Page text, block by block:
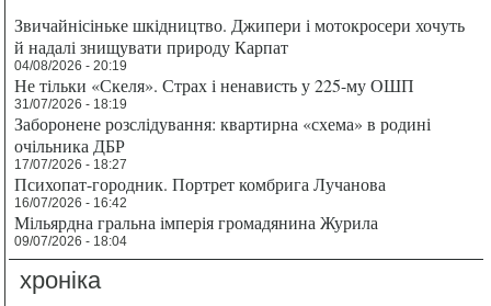
Звичайнісіньке шкідництво. Джипери і мотокросери хочуть
й надалі знищувати природу Карпат
04/08/2026 - 20:19
Не тільки «Скеля». Страх і ненависть у 225-му ОШП
31/07/2026 - 18:19
Заборонене розслідування: квартирна «схема» в родині
очільника ДБР
17/07/2026 - 18:27
Психопат-городник. Портрет комбрига Лучанова
16/07/2026 - 16:42
Мільярдна гральна імперія громадянина Журила
09/07/2026 - 18:04
хроніка